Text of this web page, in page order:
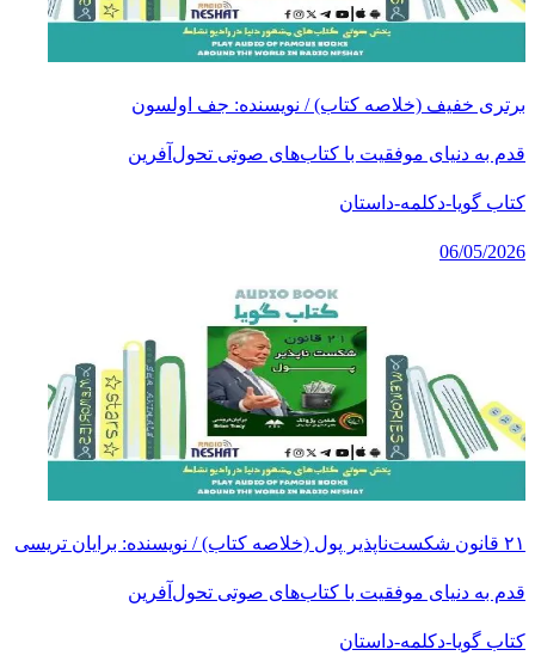
برتری خفیف (خلاصه کتاب) / نویسنده: جف اولسون
قدم به دنیای موفقیت با کتاب‌های صوتی تحول‌آفرین
کتاب گویا-دکلمه-داستان
06/05/2026
۲۱ قانون شکست‌ناپذیر پول (خلاصه کتاب) / نویسنده: برایان تریسی
قدم به دنیای موفقیت با کتاب‌های صوتی تحول‌آفرین
کتاب گویا-دکلمه-داستان